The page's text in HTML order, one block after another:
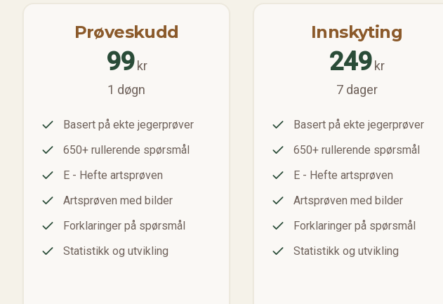
Prøveskudd
99kr
1 døgn
Basert på ekte jegerprøver
650+ rullerende spørsmål
E - Hefte artsprøven
Artsprøven med bilder
Forklaringer på spørsmål
Statistikk og utvikling
Innskyting
249kr
7 dager
Basert på ekte jegerprøver
650+ rullerende spørsmål
E - Hefte artsprøven
Artsprøven med bilder
Forklaringer på spørsmål
Statistikk og utvikling